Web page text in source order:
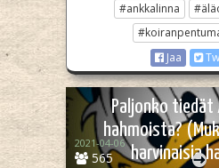
#ankkalinna
Jaa
Paljonko tiedät
hahmoista?
harvinaisia
565
2021-04-06